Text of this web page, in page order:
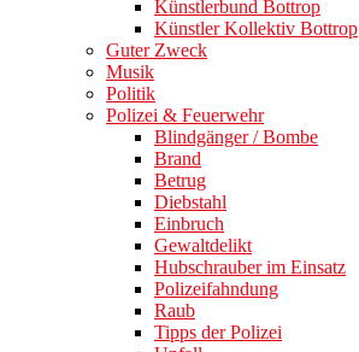
Künstlerbund Bottrop
Künstler Kollektiv Bottrop
Guter Zweck
Musik
Politik
Polizei & Feuerwehr
Blindgänger / Bombe
Brand
Betrug
Diebstahl
Einbruch
Gewaltdelikt
Hubschrauber im Einsatz
Polizeifahndung
Raub
Tipps der Polizei